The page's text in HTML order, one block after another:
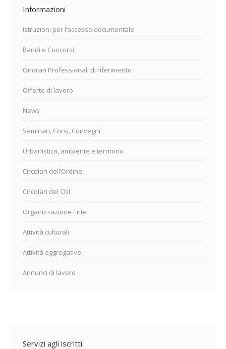
Informazioni
Istruzioni per l’accesso documentale
Bandi e Concorsi
Onorari Professionali di riferimento
Offerte di lavoro
News
Seminari, Corsi, Convegni
Urbanistica, ambiente e territorio
Circolari dell’Ordine
Circolari del CNI
Organizzazione Ente
Attività culturali
Attività aggregative
Annunci di lavoro
Servizi agli iscritti